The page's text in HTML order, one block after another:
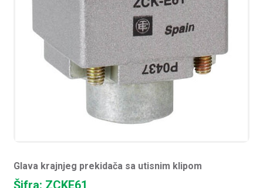
Glava krajnjeg prekidača sa utisnim klipom
Šifra: ZCKE61